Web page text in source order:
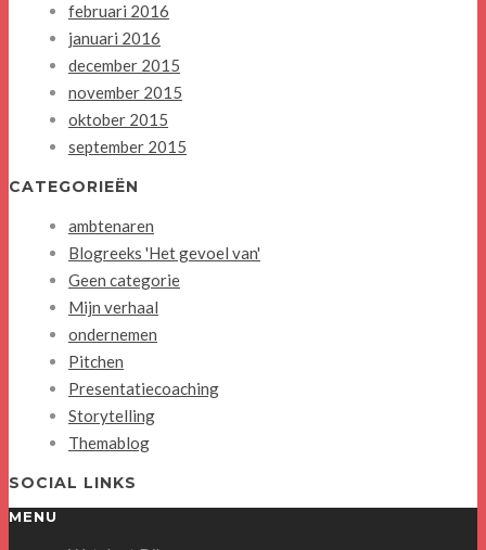
februari 2016
januari 2016
december 2015
november 2015
oktober 2015
september 2015
CATEGORIEËN
ambtenaren
Blogreeks 'Het gevoel van'
Geen categorie
Mijn verhaal
ondernemen
Pitchen
Presentatiecoaching
Storytelling
Themablog
SOCIAL LINKS
MENU